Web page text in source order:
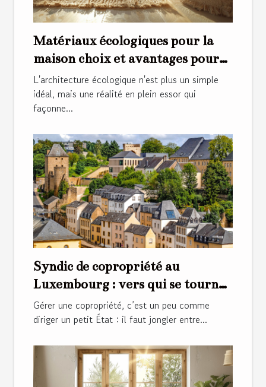
Matériaux écologiques pour la
maison choix et avantages pour
un habitat durable
L'architecture écologique n'est plus un simple
idéal, mais une réalité en plein essor qui
façonne...
Syndic de copropriété au
Luxembourg : vers qui se tourner
?
Gérer une copropriété, c’est un peu comme
diriger un petit État : il faut jongler entre...